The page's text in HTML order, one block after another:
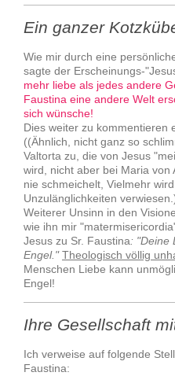
Ein ganzer
Wie mir durch eine
sagte der Erscheinungs-
mehr liebe als jedes andere
Faustina eine andere Welt
sich wünsche!
Dies weiter zu kommentieren
((Ähnlich, nicht ganz so
Valtorta zu, die von Jesus
wird, nicht aber bei Maria
nie schmeichelt, Vielmehr
Unzulänglichkeiten
Weiterer Unsinn in den
wie ihn mir
Jesus zu Sr. Faustina: "Deine
Engel." Theologisch völlig
Menschen Liebe kann
Engel!
Ihre Gesellschaft
Ich verweise auf folgende
Faustina: